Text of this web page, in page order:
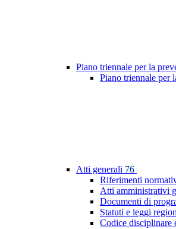
Piano triennale per la
Piano triennale per
Atti generali 76
Riferimenti
Atti amministrativi
Documenti di
Statuti e leggi
Codice disciplinare